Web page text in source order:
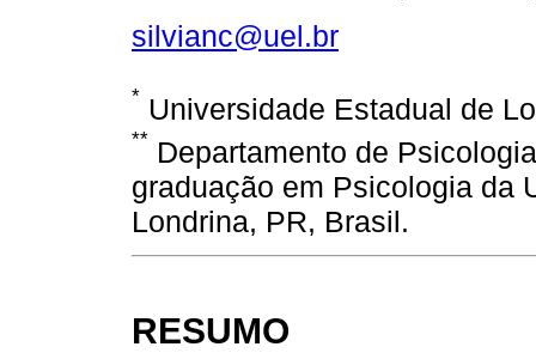
silvianc@uel.br
* Universidade Estadual de
** Departamento de
graduação em Psicologia da
Londrina, PR, Brasil.
RESUMO